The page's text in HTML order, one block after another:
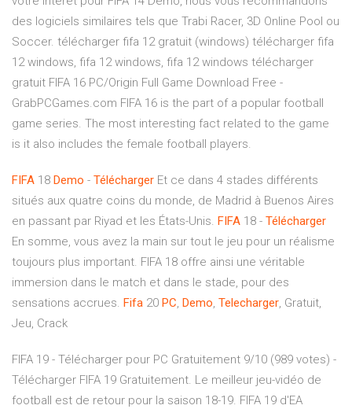
des logiciels similaires tels que Trabi Racer, 3D Online Pool ou
Soccer. télécharger fifa 12 gratuit (windows) télécharger fifa
12 windows, fifa 12 windows, fifa 12 windows télécharger
gratuit FIFA 16 PC/Origin Full Game Download Free -
GrabPCGames.com FIFA 16 is the part of a popular football
game series. The most interesting fact related to the game
is it also includes the female football players.
FIFA 18 Demo - Télécharger Et ce dans 4 stades différents
situés aux quatre coins du monde, de Madrid à Buenos Aires
en passant par Riyad et les États-Unis. FIFA 18 - Télécharger
En somme, vous avez la main sur tout le jeu pour un réalisme
toujours plus important. FIFA 18 offre ainsi une véritable
immersion dans le match et dans le stade, pour des
sensations accrues. Fifa 20 PC, Demo, Telecharger, Gratuit,
Jeu, Crack
FIFA 19 - Télécharger pour PC Gratuitement 9/10 (989 votes) -
Télécharger FIFA 19 Gratuitement. Le meilleur jeu-vidéo de
football est de retour pour la saison 18-19. FIFA 19 d'EA